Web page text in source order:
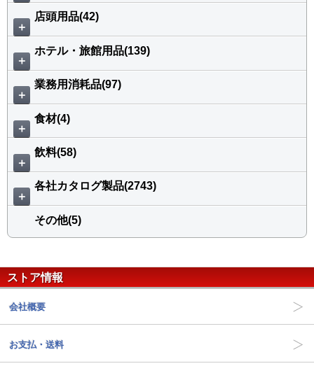
＋
店頭用品(42)
＋
ホテル・旅館用品(139)
＋
業務用消耗品(97)
＋
食材(4)
＋
飲料(58)
＋
各社カタログ製品(2743)
その他(5)
ストア情報
会社概要
お支払・送料